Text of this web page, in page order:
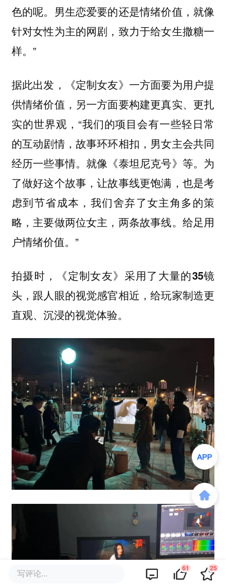
色的呢。男生恋爱要的还是情绪价值，就像
针对女性为主的网剧，致力于给女生撒糖一
样。”
据此出发，《定制女友》一方面要为用户提
供情绪价值，另一方面要构建更真实、更扎
实的世界观，“我们的项目会有一些轻日常
的互动剧情，故事环环相扣，男女主会共同
经历一些事情。就像《泰坦尼克号》等。为
了做好这个故事，让故事线更饱满，也是考
虑到节省成本，我们舍弃了女主角多的策
略，主要做两位女主，两条故事线。给足用
户情绪价值。”
拍摄时，《定制女友》采用了大量的35镜
头，跟人眼的视觉感官相近，给玩家制造更
直观、沉浸的视觉体验。
写评论... 61 25